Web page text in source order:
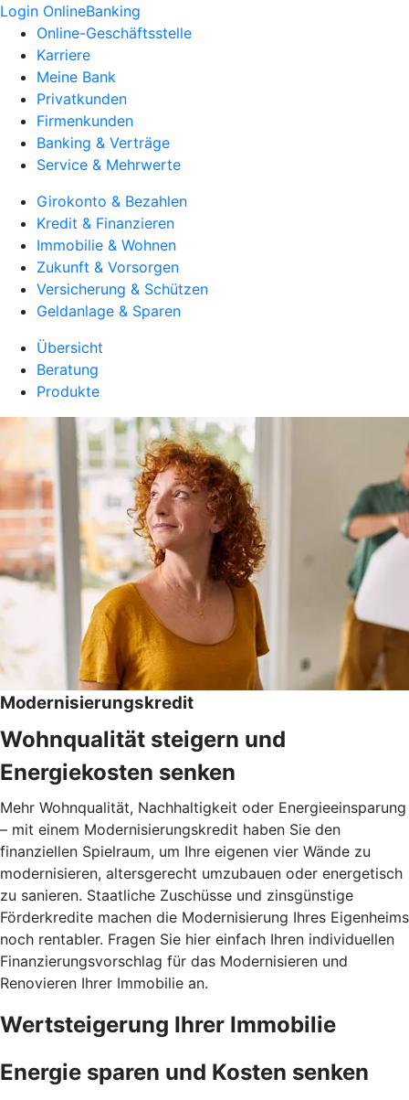
Login OnlineBanking
Online-Geschäftsstelle
Karriere
Meine Bank
Privatkunden
Firmenkunden
Banking & Verträge
Service & Mehrwerte
Girokonto & Bezahlen
Kredit & Finanzieren
Immobilie & Wohnen
Zukunft & Vorsorgen
Versicherung & Schützen
Geldanlage & Sparen
Übersicht
Beratung
Produkte
Modernisierungskredit
Wohnqualität steigern und
Energiekosten senken
Mehr Wohnqualität, Nachhaltigkeit oder Energieeinsparung
– mit einem Modernisierungskredit haben Sie den
finanziellen Spielraum, um Ihre eigenen vier Wände zu
modernisieren, altersgerecht umzubauen oder energetisch
zu sanieren. Staatliche Zuschüsse und zinsgünstige
Förderkredite machen die Modernisierung Ihres Eigenheims
noch rentabler. Fragen Sie hier einfach Ihren individuellen
Finanzierungsvorschlag für das Modernisieren und
Renovieren Ihrer Immobilie an.
Wertsteigerung Ihrer Immobilie
Energie sparen und Kosten senken